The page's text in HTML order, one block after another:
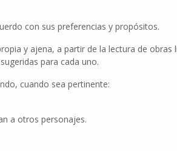
con sus preferencias y propósitos.
y ajena, a partir de la lectura de
para cada uno.
cuando sea pertinente:
a otros personajes.